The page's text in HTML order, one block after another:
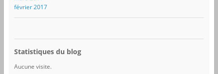
février 2017
Statistiques du blog
Aucune visite.